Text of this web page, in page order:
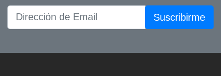
Suscribirme